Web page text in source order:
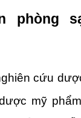
phòng
cứu
mỹ